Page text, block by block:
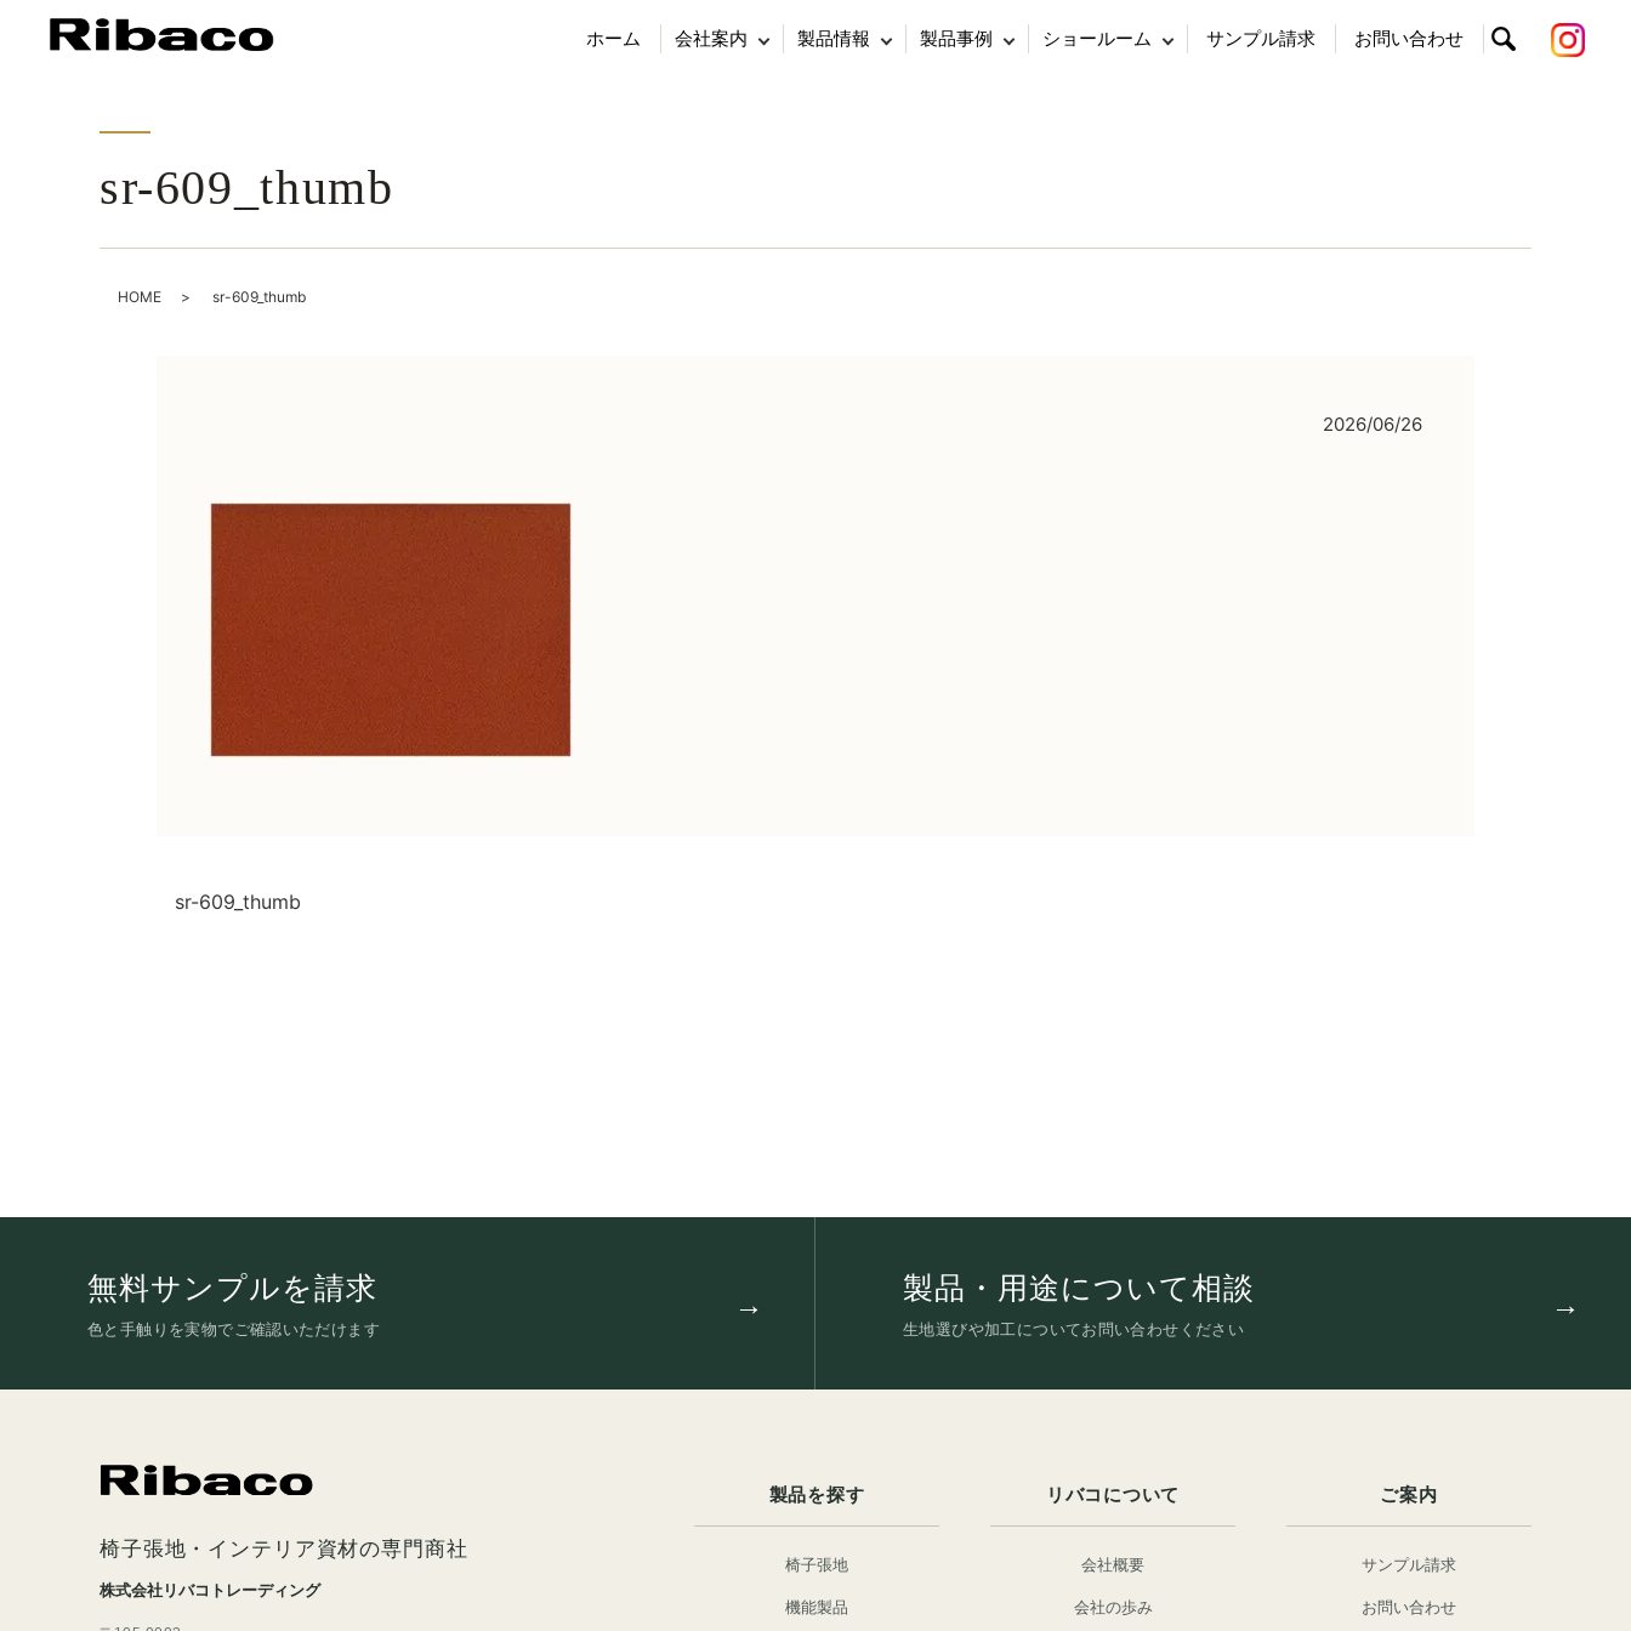
ホーム 会社案内 製品情報 製品事例 ショールーム サンプル請求 お問い合わせ search
sr-609_thumb
HOME sr-609_thumb
2026/06/26
sr-609_thumb
無料サンプルを請求
色と手触りを実物でご確認いただけます
製品・用途について相談
生地選びや加工についてお問い合わせください
椅子張地・インテリア資材の専門商社
株式会社リバコトレーディング
製品を探す
椅子張地
機能製品
リバコについて
会社概要
会社の歩み
ご案内
サンプル請求
お問い合わせ